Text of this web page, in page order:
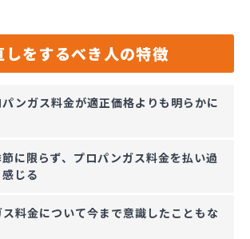
しをするべき人の特徴
ンガス料金が適正価格よりも明らかに
に限らず、プロパンガス料金を払い過
じる
料金について今まで意識したこともな